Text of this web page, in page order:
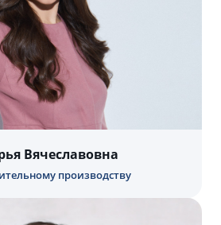
Вячеславовна
производству